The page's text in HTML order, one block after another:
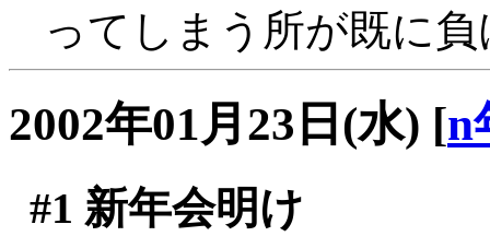
ってしまう所が既に
2002年01月23日(水) [n
#1 新年会明け